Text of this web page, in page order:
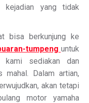
kejadian yang tidak
bisa berkunjung ke
tumpeng untuk
sediakan dan
mahal. Dalam artian,
akan tetapi
motor yamaha